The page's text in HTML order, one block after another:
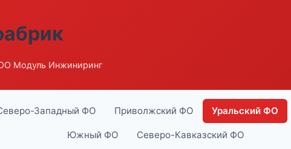
Модуль Инжиниринг
Западный ФО Приволжский ФО Уральский ФО
Южный ФО Северо-Кавказский ФО